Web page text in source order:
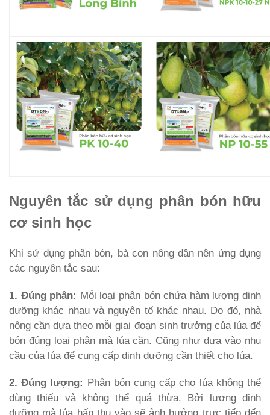
Nguyên tắc sử dụng phân bón hữu
cơ sinh học
Khi sử dụng phân bón, bà con nông dân nên ứng dụng
các nguyên tắc sau:
1. Đúng phân: Mỗi loại phân bón chứa hàm lượng dinh
dưỡng khác nhau và nguyên tố khác nhau. Do đó, nhà
nông cần dựa theo mỗi giai đoạn sinh trưởng của lúa để
bón đúng loại phân mà lúa cần. Cũng như dựa vào nhu
cầu của lúa để cung cấp dinh dưỡng cần thiết cho lúa.
2. Đúng lượng:
Phân bón cung cấp cho lúa không thể
dùng thiếu và không thể quá thừa. Bởi lượng dinh